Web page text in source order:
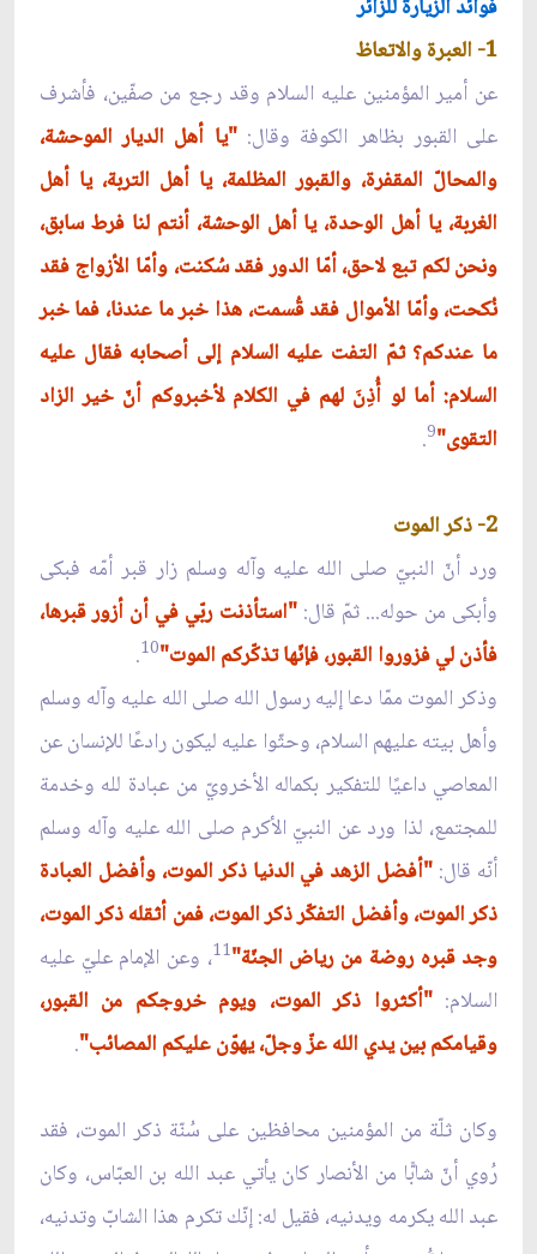
فوائد الزيارة للزائر
1- العبرة والاتعاظ
عن أمير المؤمنين عليه السلام وقد رجع من صفّين، فأشرف
على القبور بظاهر الكوفة وقال: "يا أهل الديار الموحشة،
والمحالّ المقفرة، والقبور المظلمة، يا أهل التربة، يا أهل
الغربة، يا أهل الوحدة، يا أهل الوحشة، أنتم لنا فرط سابق،
ونحن لكم تبع لاحق، أمّا الدور فقد سُكنت، وأمّا الأزواج فقد
نُكحت، وأمّا الأموال فقد قُسمت، هذا خبر ما عندنا، فما خبر
ما عندكم؟ ثمّ التفت عليه السلام إلى أصحابه فقال عليه
السلام: أما لو أُذِنَ لهم في الكلام لأخبروكم أنّ خير الزاد
التقوى"9
.
2- ذكر الموت
ورد أنّ النبيّ صلى الله عليه وآله وسلم زار قبر أمّه فبكى
وأبكى من حوله... ثمّ قال: "استأذنت ربّي في أن أزور قبرها،
فأذن لي فزوروا القبور، فإنّها تذكّركم الموت"10
.
وذكر الموت ممّا دعا إليه رسول الله صلى الله عليه وآله وسلم
وأهل بيته عليهم السلام، وحثّوا عليه ليكون رادعًا للإنسان عن
المعاصي داعيًا للتفكير بكماله الأخرويّ من عبادة لله وخدمة
للمجتمع، لذا ورد عن النبيّ الأكرم صلى الله عليه وآله وسلم
أنّه قال: "أفضل الزهد في الدنيا ذكر الموت، وأفضل العبادة
ذكر الموت، وأفضل التفكّر ذكر الموت، فمن أثقله ذكر الموت،
وجد قبره روضة من رياض الجنّة"11، وعن الإمام عليّ عليه
السلام:"أكثروا ذكر الموت، ويوم خروجكم من القبور،
وقيامكم بين يدي الله عزّ وجلّ، يهوّن عليكم المصائب".
وكان ثلّة من المؤمنين محافظين على سُنّة ذكر الموت، فقد
رُوي أنّ شابًّا من الأنصار كان يأتي عبد الله بن العبّاس، وكان
عبد الله يكرمه ويدنيه، فقيل له: إنّك تكرم هذا الشابّ وتدنيه،